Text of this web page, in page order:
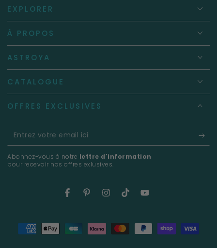
EXPLORER
À PROPOS
ASTROYA
CATALOGUE
OFFRES EXCLUSIVES
Entrez
votre
email
Abonnez-vous à notre lettre d'information
pour recevoir nos offres exlusives.
Facebook
PinterestInstagram
TikTokYouTube
Modes